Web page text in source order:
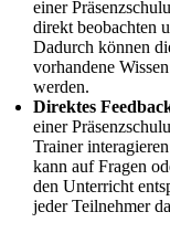
einer
direkt beobachten
Dadurch können
vorhandene
werden.
Direktes
einer
Trainer
kann auf Fragen
den Unterricht
jeder Teilnehmer